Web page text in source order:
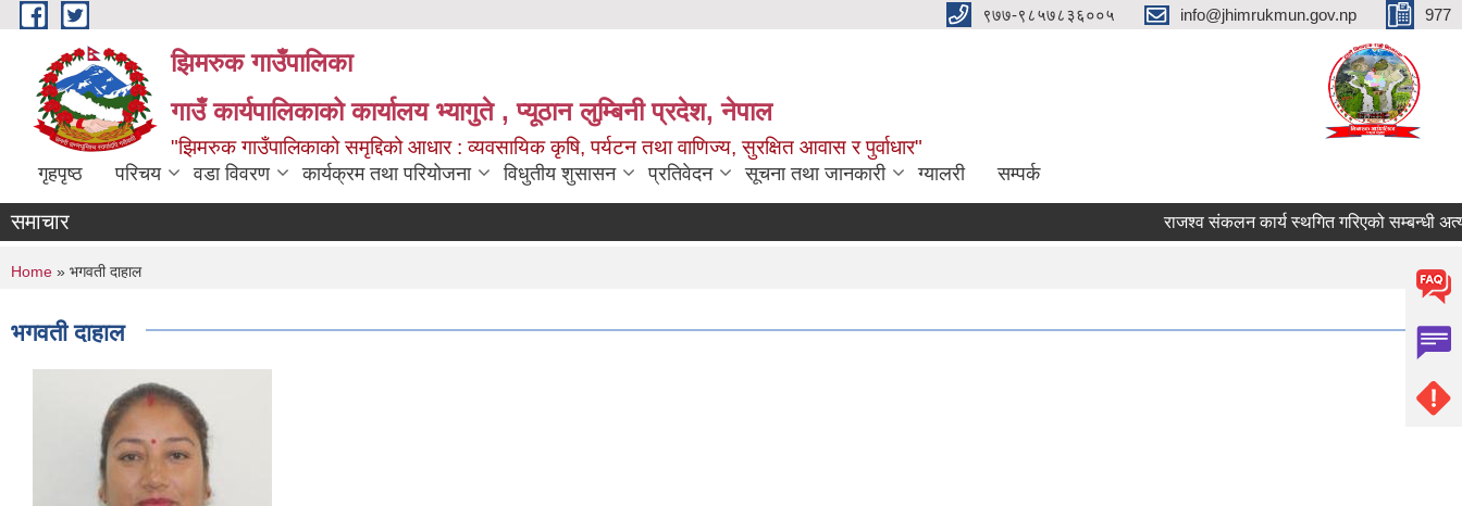
Skip to main content ९७७-९८५७८३६००५ info@jhimrukmun.gov.np 977
झिमरुक गाउँपालिका
गाउँ कार्यपालिकाको कार्यालय भ्यागुते , प्यूठान लुम्बिनी प्रदेश, नेपाल
"झिमरुक गाउँपालिकाको समृद्दिको आधार : व्यवसायिक कृषि, पर्यटन तथा वाणिज्य, सुरक्षित आवास र पुर्वाधार"
गृहपृष्ठ परिचय वडा विवरण कार्यक्रम तथा परियोजना विधुतीय शुसासन प्रतिवेदन सूचना तथा जानकारी ग्यालरी सम्पर्क
समाचार राजश्व संकलन कार्य स्थगित गरिएको सम्बन्धी
You are here
Home » भगवती दाहाल
भगवती दाहाल